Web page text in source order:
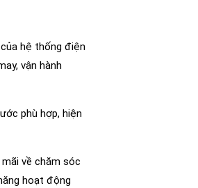
hệ thống điện
vận hành
phù hợp, hiện
về chăm sóc
hoạt động